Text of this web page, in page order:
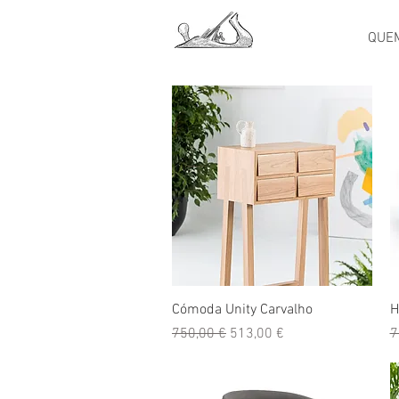
Visualização rápida
Cómoda Unity Carvalho
Preço normal
750,00 € Preço promocional
513,00 €